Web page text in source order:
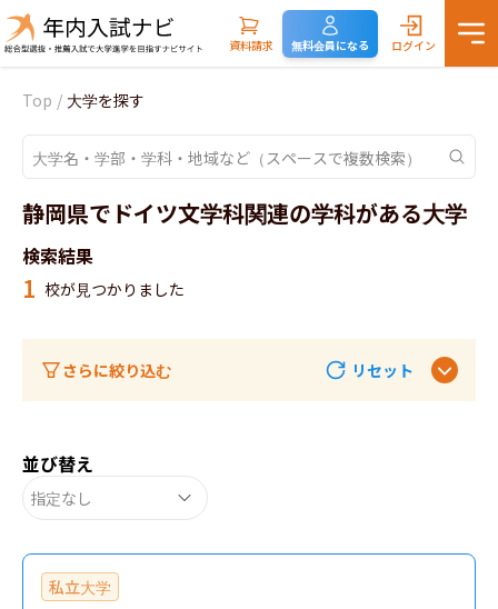
資料請求 無料会員になる ログイン
Top / 大学を探す
静岡県でドイツ文学科関連の学科がある大学
検索結果
1 校が見つかりました
さらに絞り込む リセット
並び替え
指定なし
私立大学